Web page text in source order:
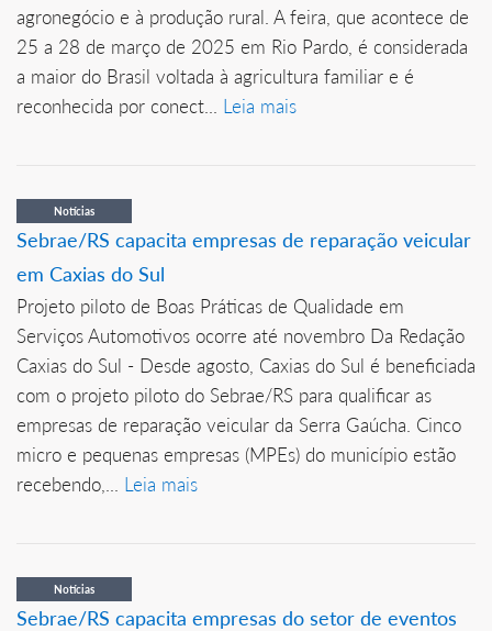
agronegócio e à produção rural. A feira, que acontece de
25 a 28 de março de 2025 em Rio Pardo, é considerada
a maior do Brasil voltada à agricultura familiar e é
reconhecida por conect... Leia mais
Notícias
Sebrae/RS capacita empresas de reparação veicular
em Caxias do Sul
Projeto piloto de Boas Práticas de Qualidade em
Serviços Automotivos ocorre até novembro Da Redação
Caxias do Sul - Desde agosto, Caxias do Sul é beneficiada
com o projeto piloto do Sebrae/RS para qualificar as
empresas de reparação veicular da Serra Gaúcha. Cinco
micro e pequenas empresas (MPEs) do município estão
recebendo,... Leia mais
Notícias
Sebrae/RS capacita empresas do setor de eventos